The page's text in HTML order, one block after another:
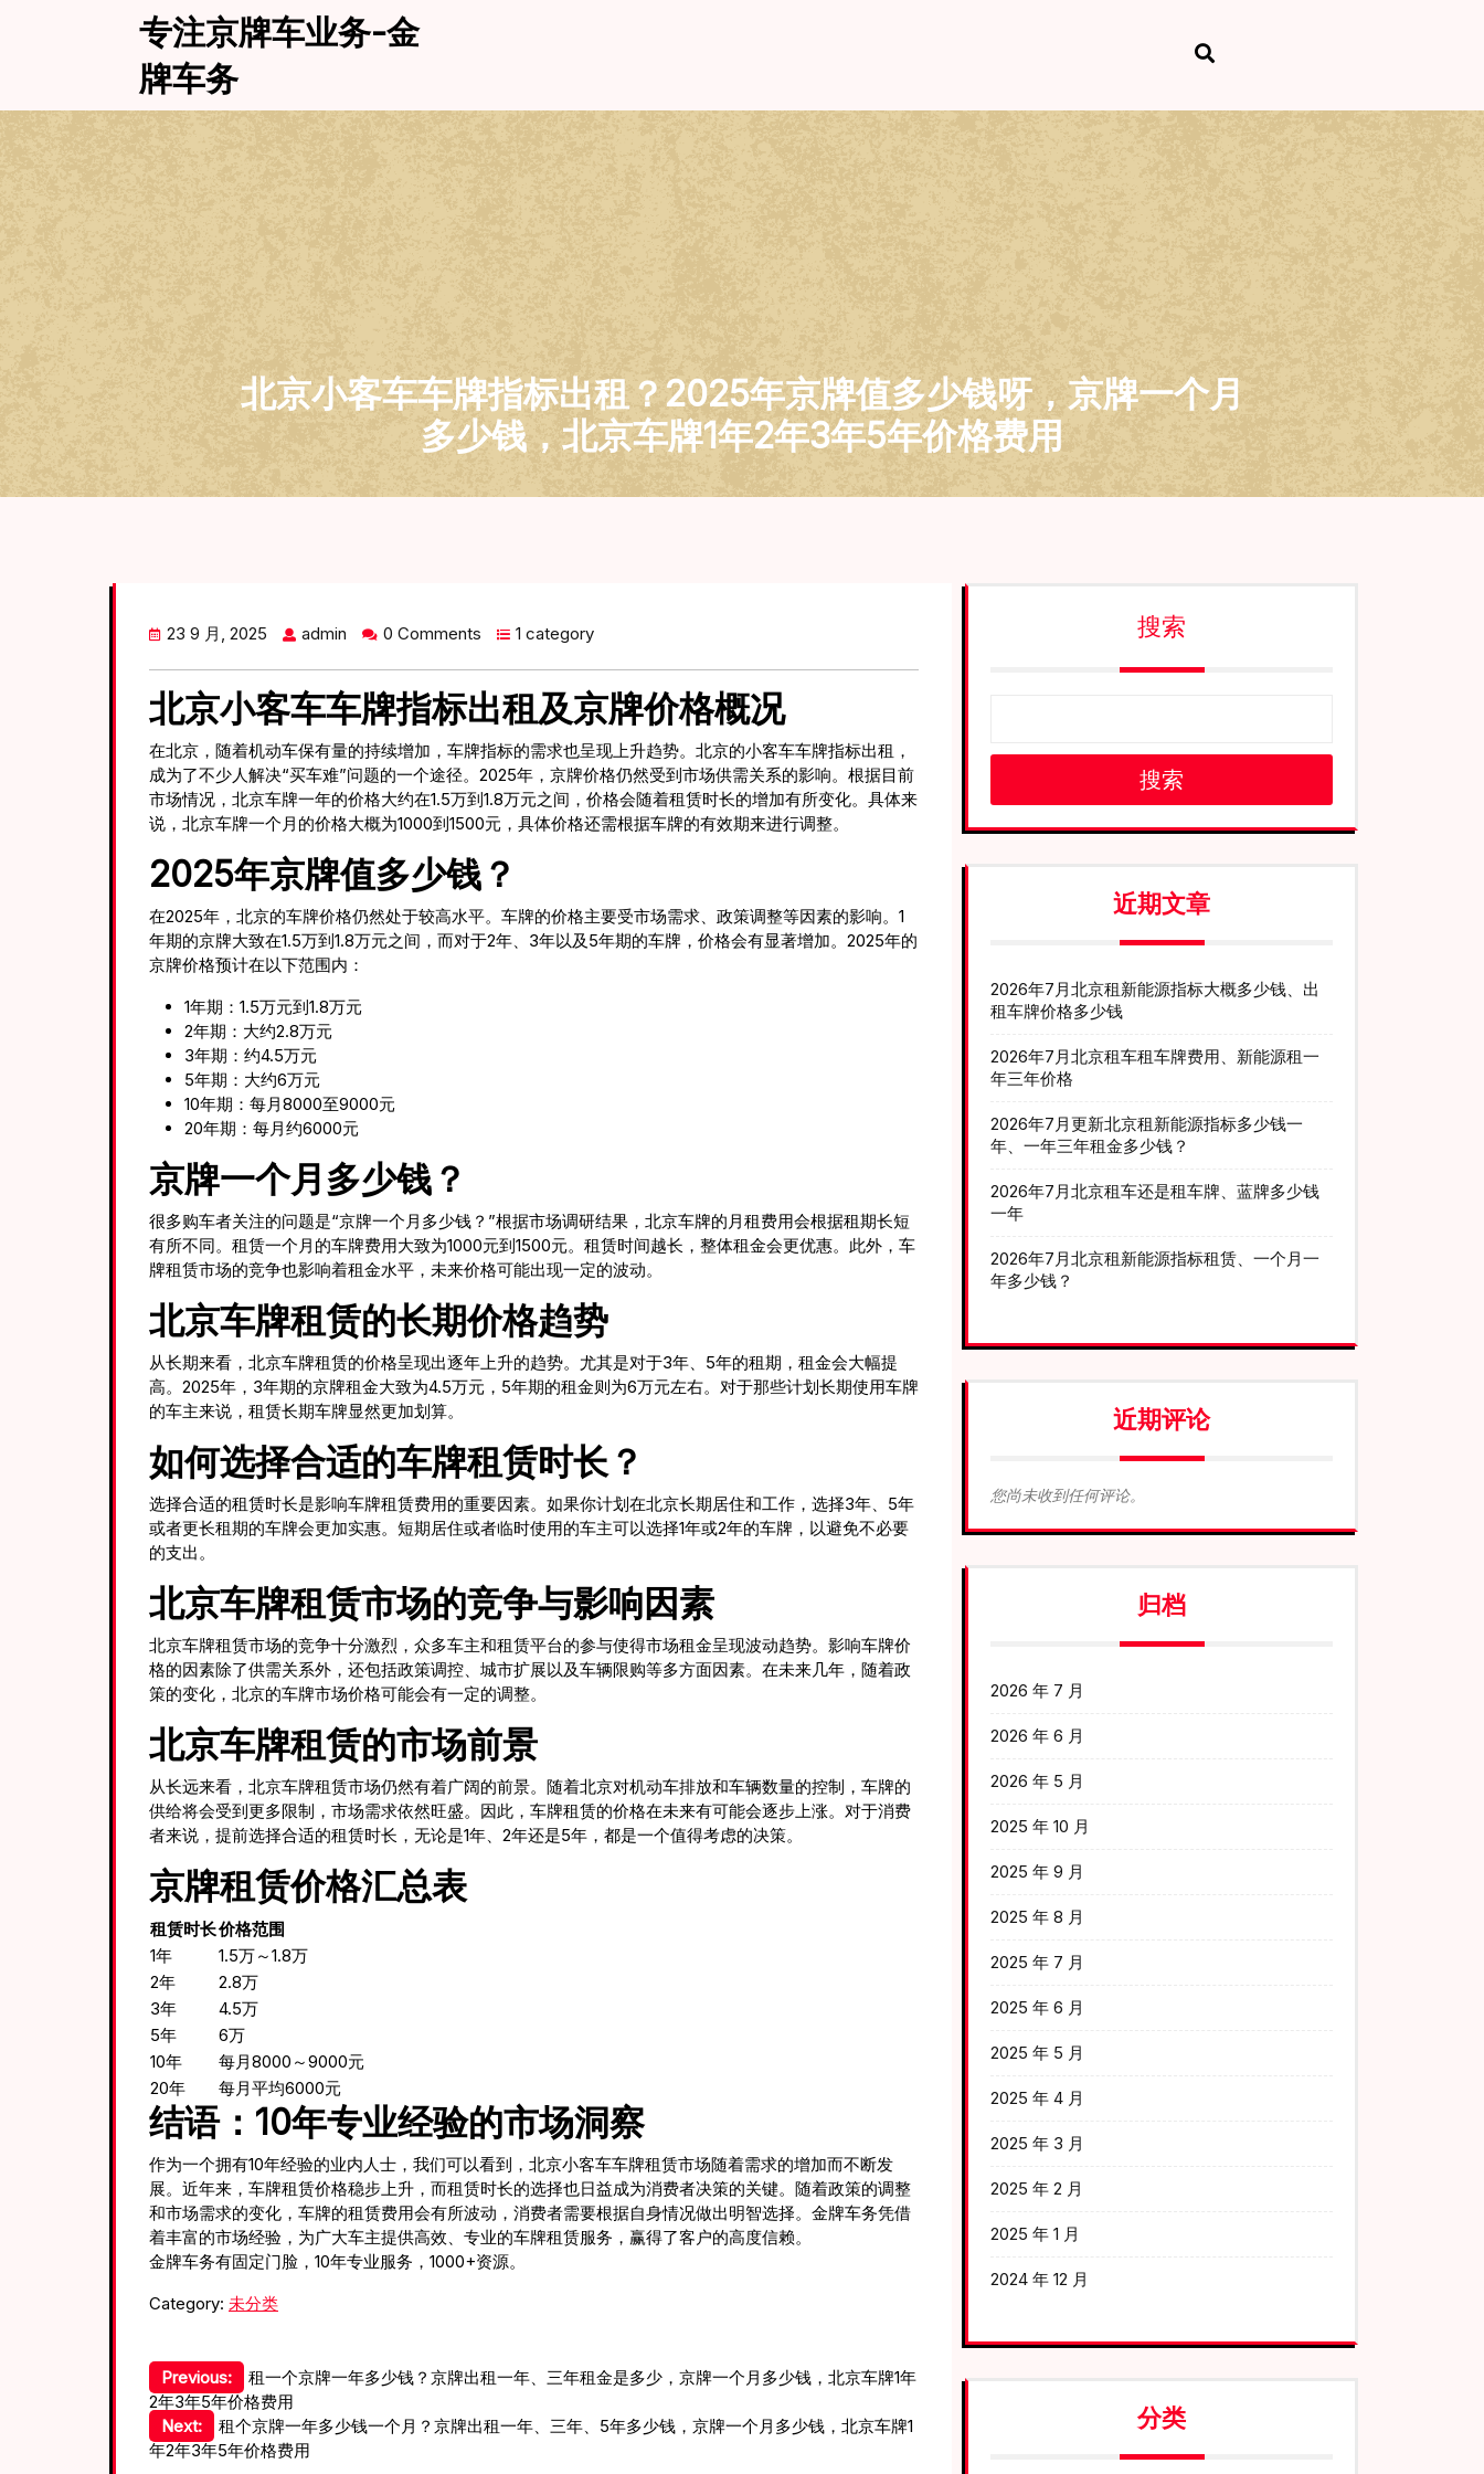
专注京牌车业务-金
牌车务
北京小客车车牌指标出租？2025年京牌值多少钱呀，京牌一个月
多少钱，北京车牌1年2年3年5年价格费用
23 9 月, 2025 admin 0 Comments 1 category
北京小客车车牌指标出租及京牌价格概况
在北京，随着机动车保有量的持续增加，车牌指标的需求也呈现上升趋势。北京的小客车车牌指标出租，
成为了不少人解决“买车难”问题的一个途径。2025年，京牌价格仍然受到市场供需关系的影响。根据目前
市场情况，北京车牌一年的价格大约在1.5万到1.8万元之间，价格会随着租赁时长的增加有所变化。具体来
说，北京车牌一个月的价格大概为1000到1500元，具体价格还需根据车牌的有效期来进行调整。
2025年京牌值多少钱？
在2025年，北京的车牌价格仍然处于较高水平。车牌的价格主要受市场需求、政策调整等因素的影响。1
年期的京牌大致在1.5万到1.8万元之间，而对于2年、3年以及5年期的车牌，价格会有显著增加。2025年的
京牌价格预计在以下范围内：
1年期：1.5万元到1.8万元
2年期：大约2.8万元
3年期：约4.5万元
5年期：大约6万元
10年期：每月8000至9000元
20年期：每月约6000元
京牌一个月多少钱？
很多购车者关注的问题是“京牌一个月多少钱？”根据市场调研结果，北京车牌的月租费用会根据租期长短
有所不同。租赁一个月的车牌费用大致为1000元到1500元。租赁时间越长，整体租金会更优惠。此外，车
牌租赁市场的竞争也影响着租金水平，未来价格可能出现一定的波动。
北京车牌租赁的长期价格趋势
从长期来看，北京车牌租赁的价格呈现出逐年上升的趋势。尤其是对于3年、5年的租期，租金会大幅提
高。2025年，3年期的京牌租金大致为4.5万元，5年期的租金则为6万元左右。对于那些计划长期使用车牌
的车主来说，租赁长期车牌显然更加划算。
如何选择合适的车牌租赁时长？
选择合适的租赁时长是影响车牌租赁费用的重要因素。如果你计划在北京长期居住和工作，选择3年、5年
或者更长租期的车牌会更加实惠。短期居住或者临时使用的车主可以选择1年或2年的车牌，以避免不必要
的支出。
北京车牌租赁市场的竞争与影响因素
北京车牌租赁市场的竞争十分激烈，众多车主和租赁平台的参与使得市场租金呈现波动趋势。影响车牌价
格的因素除了供需关系外，还包括政策调控、城市扩展以及车辆限购等多方面因素。在未来几年，随着政
策的变化，北京的车牌市场价格可能会有一定的调整。
北京车牌租赁的市场前景
从长远来看，北京车牌租赁市场仍然有着广阔的前景。随着北京对机动车排放和车辆数量的控制，车牌的
供给将会受到更多限制，市场需求依然旺盛。因此，车牌租赁的价格在未来有可能会逐步上涨。对于消费
者来说，提前选择合适的租赁时长，无论是1年、2年还是5年，都是一个值得考虑的决策。
京牌租赁价格汇总表
租赁时长价格范围
1年
1.5万～1.8万
2年
2.8万
3年
4.5万
5年
6万
10年
每月8000～9000元
20年
每月平均6000元
结语：10年专业经验的市场洞察
作为一个拥有10年经验的业内人士，我们可以看到，北京小客车车牌租赁市场随着需求的增加而不断发
展。近年来，车牌租赁价格稳步上升，而租赁时长的选择也日益成为消费者决策的关键。随着政策的调整
和市场需求的变化，车牌的租赁费用会有所波动，消费者需要根据自身情况做出明智选择。金牌车务凭借
着丰富的市场经验，为广大车主提供高效、专业的车牌租赁服务，赢得了客户的高度信赖。
金牌车务有固定门脸，10年专业服务，1000+资源。
Category: 未分类
文
章
Previous:
租一个京牌一年多少钱？京牌出租一年、三年租金是多少，京牌一个月多少钱，北京车牌1年
2年3年5年价格费用
Next:
租个京牌一年多少钱一个月？京牌出租一年、三年、5年多少钱，京牌一个月多少钱，北京车牌1
年2年3年5年价格费用
搜索
搜索
近期文章
2026年7月北京租新能源指标大概多少钱、出
租车牌价格多少钱
2026年7月北京租车租车牌费用、新能源租一
年三年价格
2026年7月更新北京租新能源指标多少钱一
年、一年三年租金多少钱？
2026年7月北京租车还是租车牌、蓝牌多少钱
一年
2026年7月北京租新能源指标租赁、一个月一
年多少钱？
近期评论
您尚未收到任何评论。
归档
2026 年 7 月
2026 年 6 月
2026 年 5 月
2025 年 10 月
2025 年 9 月
2025 年 8 月
2025 年 7 月
2025 年 6 月
2025 年 5 月
2025 年 4 月
2025 年 3 月
2025 年 2 月
2025 年 1 月
2024 年 12 月
分类